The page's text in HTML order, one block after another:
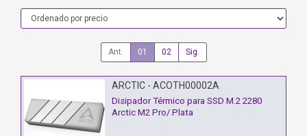
Ant. 01 02 Sig.
ARCTIC - ACOTH00002A
Disipador Térmico para SSD M.2 2280
Arctic M2 Pro/ Plata